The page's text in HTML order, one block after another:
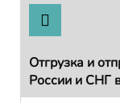
Отгрузка и
России и СНГ